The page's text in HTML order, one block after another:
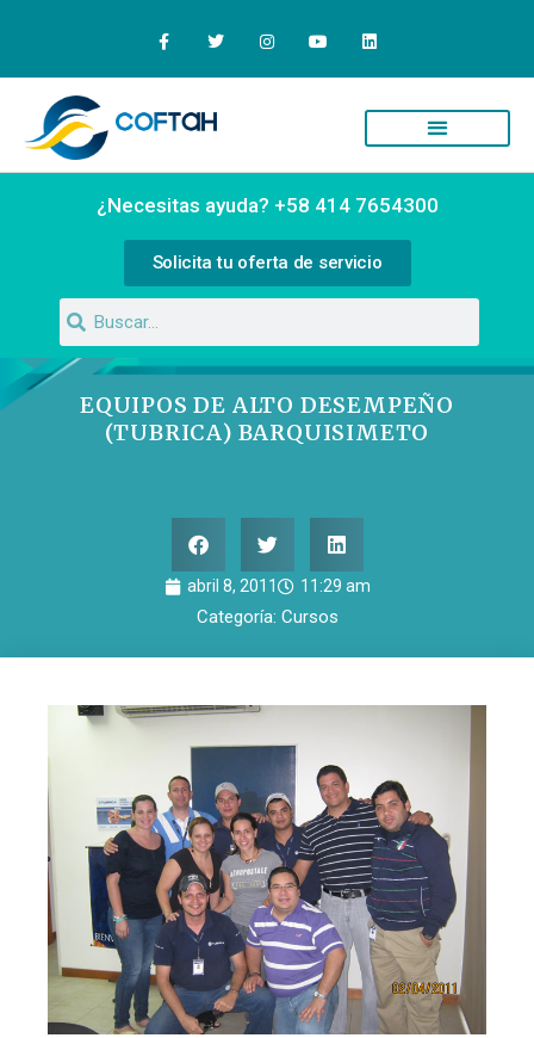
¿Necesitas ayuda? +58 414 7654300
Solicita tu oferta de servicio
EQUIPOS DE ALTO DESEMPEÑO
(TUBRICA) BARQUISIMETO
abril 8, 2011 11:29 am
Categoría: Cursos